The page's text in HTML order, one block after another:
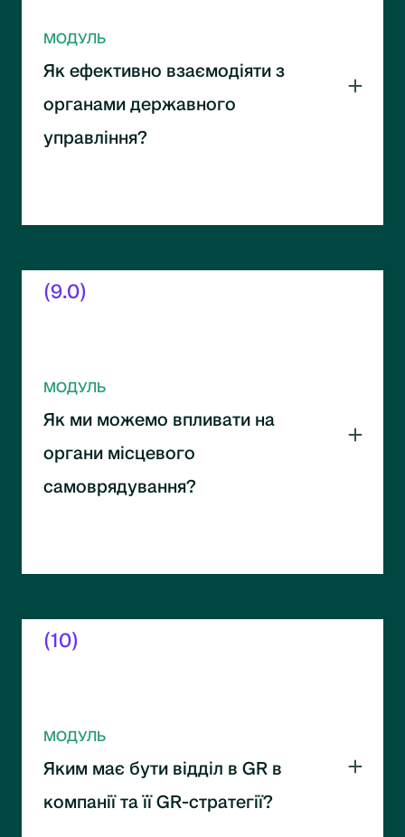
МОДУЛЬ
Як ефективно взаємодіяти з
органами державного
управління?
(9.0)
МОДУЛЬ
Як ми можемо впливати на
органи місцевого
самоврядування?
(10)
МОДУЛЬ
Яким має бути відділ в GR в
компанії та її GR-стратегії?